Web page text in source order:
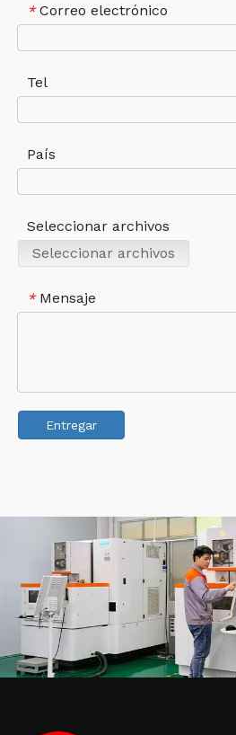
* Correo electrónico
Tel
País
Seleccionar archivos
Seleccionar archivos
* Mensaje
Entregar